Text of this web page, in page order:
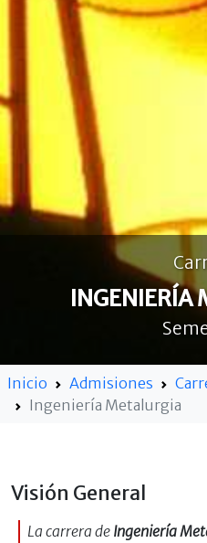
INGENIERÍA
Inicio Admisiones
Ingeniería Metalurgia
Visión General
La carrera de Ingeniería